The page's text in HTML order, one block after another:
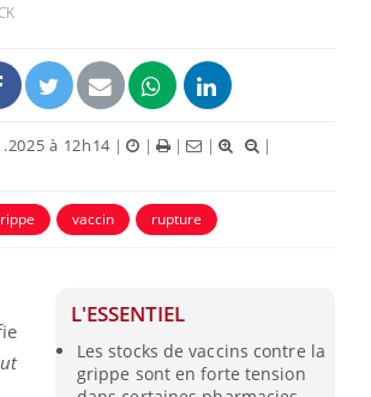
à 12h14 | | | |
|
vaccin rupture
L'ESSENTIEL
Les stocks de vaccins contre la
grippe sont en forte tension